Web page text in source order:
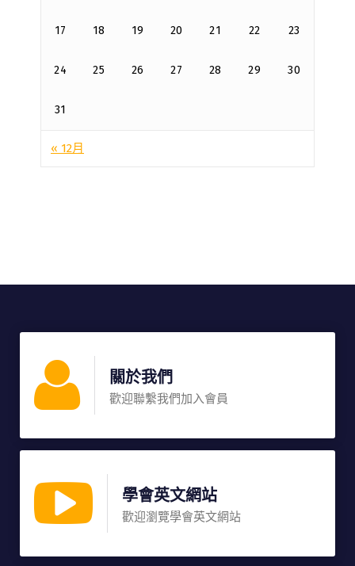
17 18 19 20 21 22 23
24 25 26 27 28 29 30
31
« 12月
關於我們
歡迎聯繫我們加入會員
學會英文網站
歡迎瀏覽學會英文網站